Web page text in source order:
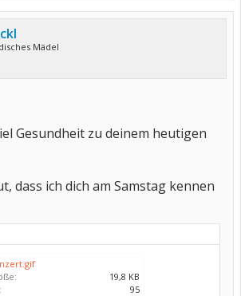
Mädel
Gesundheit zu deinem heutigen
dass ich dich am Samstag kennen
19,8 KB
95